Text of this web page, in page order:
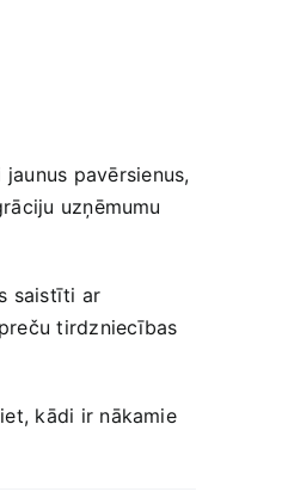
pavērsienus,
uzņēmumu
saistīti ar
tirdzniecības
kādi ir nākamie